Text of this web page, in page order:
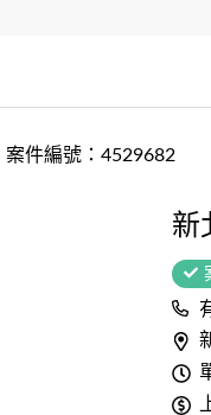
案件編號：4529682
新